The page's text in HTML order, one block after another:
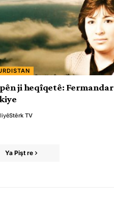
ji heqîqetê: Fermandar
Stêrk TV
Ya Pişt re